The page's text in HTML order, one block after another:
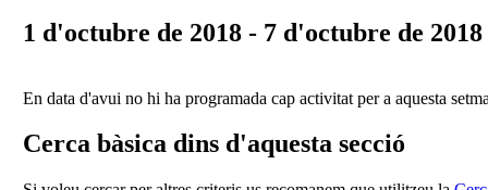
1 d'octubre de 2018 - 7 d'octubre de 2018
En data d'avui no hi ha programada cap activitat per a aquesta
Cerca bàsica dins d'aquesta secció